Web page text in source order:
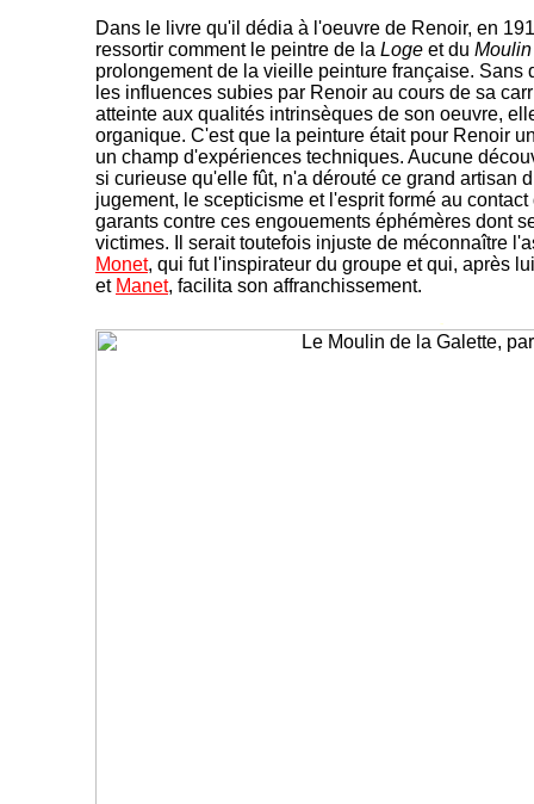
Dans le livre qu'il dédia à l'oeuvre de Renoir, en
ressortir comment le peintre de la Loge et du
prolongement de la vieille peinture française. Sans
les influences subies par Renoir au cours de sa
atteinte aux qualités intrinsèques de son oeuvre,
organique. C'est que la peinture était pour Renoir
un champ d'expériences techniques. Aucune
si curieuse qu'elle fût, n'a dérouté ce grand artisan
jugement, le scepticisme et l'esprit formé au
garants contre ces engouements éphémères dont
victimes. Il serait toutefois injuste de méconnaître
Monet, qui fut l'inspirateur du groupe et qui, après
et Manet, facilita son affranchissement.
-